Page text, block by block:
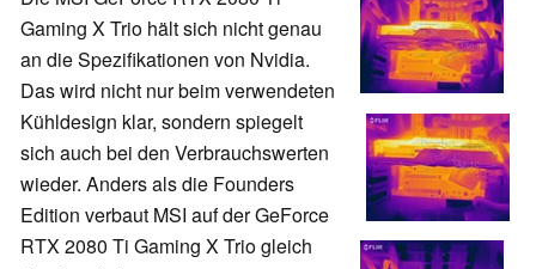
Gaming X Trio hält sich nicht genau
an die Spezifikationen von Nvidia.
Das wird nicht nur beim verwendeten
Kühldesign klar, sondern spiegelt
sich auch bei den Verbrauchswerten
wieder. Anders als die Founders
Edition verbaut MSI auf der GeForce
RTX 2080 Ti Gaming X Trio gleich